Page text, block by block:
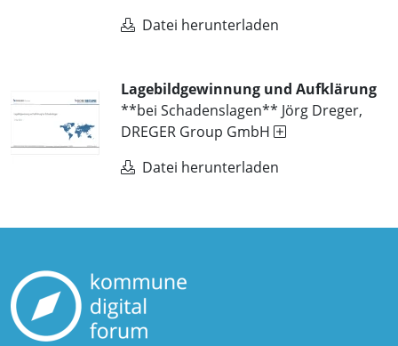
Datei herunterladen
Lagebildgewinnung und Aufklärung
**bei Schadenslagen** Jörg Dreger,
DREGER Group GmbH
Datei herunterladen